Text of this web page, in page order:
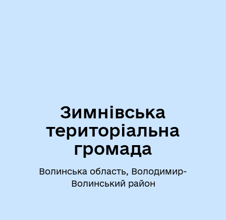
Зимнівська
територіальна
громада
Волинська область, Володимир-
Волинський район